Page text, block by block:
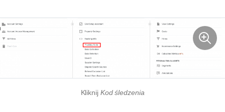
Kliknij Kod śledzenia